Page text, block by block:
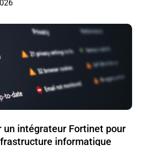
un intégrateur Fortinet pour
informatique